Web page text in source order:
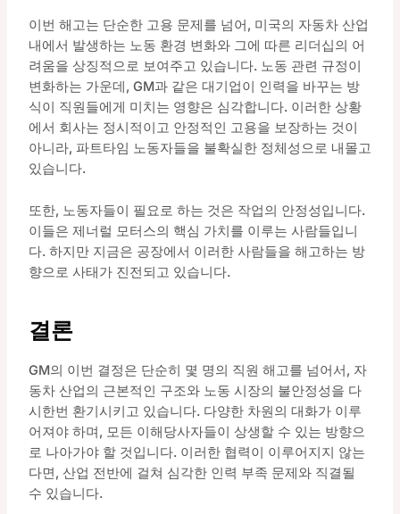
이번 해고는 단순한 고용 문제를 넘어, 미국의 자동차 산업
내에서 발생하는 노동 환경 변화와 그에 따른 리더십의 어
려움을 상징적으로 보여주고 있습니다. 노동 관련 규정이
변화하는 가운데, GM과 같은 대기업이 인력을 바꾸는 방
식이 직원들에게 미치는 영향은 심각합니다. 이러한 상황
에서 회사는 정시적이고 안정적인 고용을 보장하는 것이
아니라, 파트타임 노동자들을 불확실한 정체성으로 내몰고
있습니다.
또한, 노동자들이 필요로 하는 것은 작업의 안정성입니다.
이들은 제너럴 모터스의 핵심 가치를 이루는 사람들입니
다. 하지만 지금은 공장에서 이러한 사람들을 해고하는 방
향으로 사태가 진전되고 있습니다.
결론
GM의 이번 결정은 단순히 몇 명의 직원 해고를 넘어서, 자
동차 산업의 근본적인 구조와 노동 시장의 불안정성을 다
시한번 환기시키고 있습니다. 다양한 차원의 대화가 이루
어져야 하며, 모든 이해당사자들이 상생할 수 있는 방향으
로 나아가야 할 것입니다. 이러한 협력이 이루어지지 않는
다면, 산업 전반에 걸쳐 심각한 인력 부족 문제와 직결될
수 있습니다.